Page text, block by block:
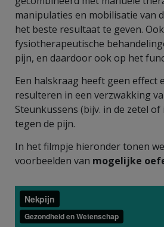
manipulaties en mobilisatie van
het beste resultaat te geven.
fysiotherapeutische
pijn, en daardoor ook op het
Een halskraag heeft geen effect
resulteren in een verzwakking
Steunkussens (bijv. in de zetel
tegen de pijn.
In het filmpje hieronder tonen
voorbeelden van mogelijke